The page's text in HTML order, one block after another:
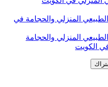
المنزلي والحجامة في
المنزلي والحجامة
الكويت